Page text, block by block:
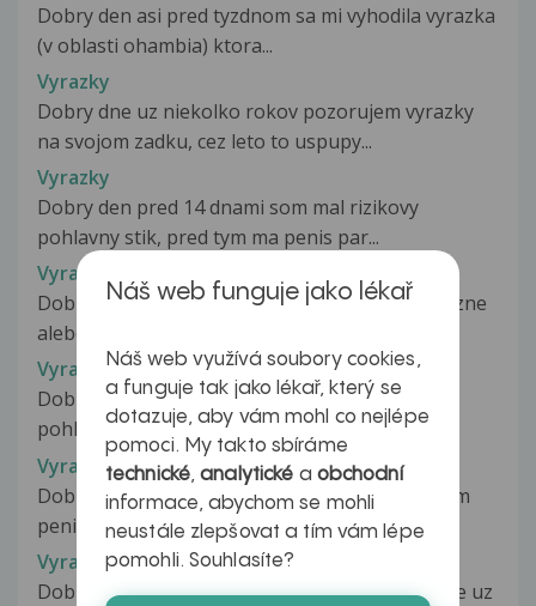
Dobry den asi pred tyzdnom sa mi vyhodila vyrazka
(v oblasti ohambia) ktora...
Vyrazky
Dobry dne uz niekolko rokov pozorujem vyrazky
na svojom zadku, cez leto to uspupy...
Vyrazky
Dobry den pred 14 dnami som mal rizikovy
pohlavny stik, pred tym ma penis par...
Vyrazky
Dobry den chcem sa opytat su tieto vyrazky bezne
alebo nie neviem neutale nieco...
Vyrazky
Dobry den pred 14 dnami som mal rizikovy
pohlavny stik, pred tym ma penis par...
Vyrazky
Dobry den. Mam na predkozka-vlastne na celom
penise-take biele asi 1mm velke...
Vyrazky
Dobry den v ochlpeni mam taketo vyrazky ktore uz
Náš web funguje jako lékař
Náš web využívá soubory cookies,
a funguje tak jako lékař, který se
dotazuje, aby vám mohl co nejlépe
pomoci. My takto sbíráme
technické,analytické a obchodní
informace, abychom se mohli
neustále zlepšovat a tím vám lépe
pomohli. Souhlasíte?